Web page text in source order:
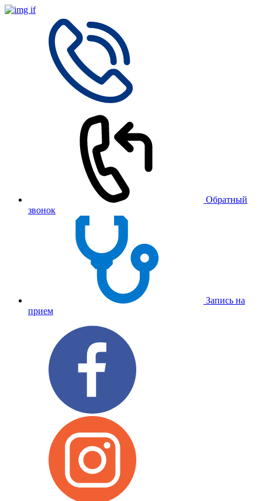
Обратный
звонок
Запись на
прием